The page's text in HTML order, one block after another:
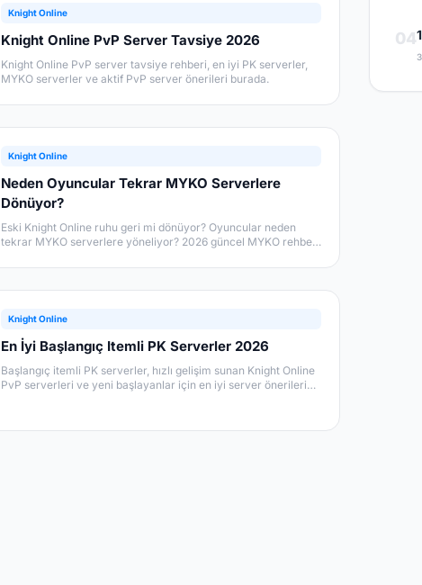
Knight Online
Knight Online PvP Server Tavsiye 2026
Knight Online PvP server tavsiye rehberi, en iyi PK serverler,
MYKO serverler ve aktif PvP server önerileri burada.
Knight Online
Neden Oyuncular Tekrar MYKO Serverlere
Dönüyor?
Eski Knight Online ruhu geri mi dönüyor? Oyuncular neden
tekrar MYKO serverlere yöneliyor? 2026 güncel MYKO rehberi
Knight Online
En İyi Başlangıç Itemli PK Serverler 2026
Başlangıç itemli PK serverler, hızlı gelişim sunan Knight Online
PvP serverleri ve yeni başlayanlar için en iyi server önerileri
04